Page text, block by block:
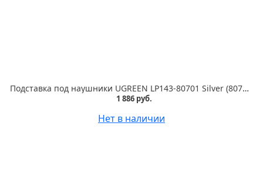
Подставка под наушники UGREEN LP143-80701 Silver (80701)
1 886 руб.
Нет в наличии